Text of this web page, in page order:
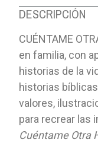
DESCRIPCIÓN
CUÉNTAME
en familia, con
historias de la
historias
valores,
para recrear las
Cuéntame Otra